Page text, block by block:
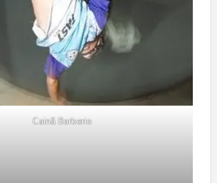
Cainã Barberio